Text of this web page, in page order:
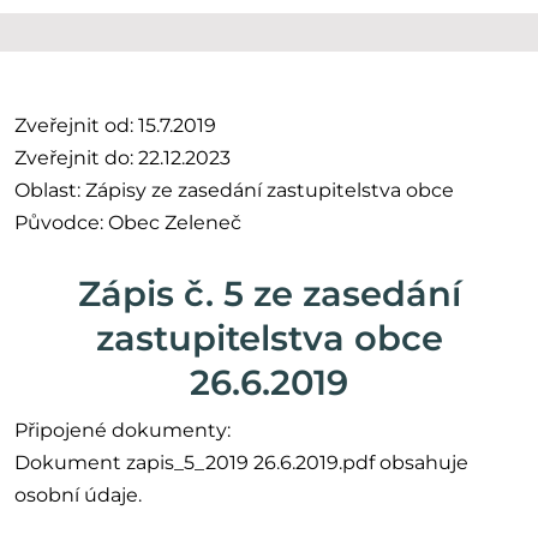
Zveřejnit od: 15.7.2019
Zveřejnit do: 22.12.2023
Oblast: Zápisy ze zasedání zastupitelstva obce
Původce: Obec Zeleneč
Zápis č. 5 ze zasedání
zastupitelstva obce
26.6.2019
Připojené dokumenty:
Dokument zapis_5_2019 26.6.2019.pdf obsahuje
osobní údaje.